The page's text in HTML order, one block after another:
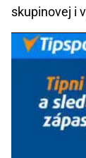
skupinovej i